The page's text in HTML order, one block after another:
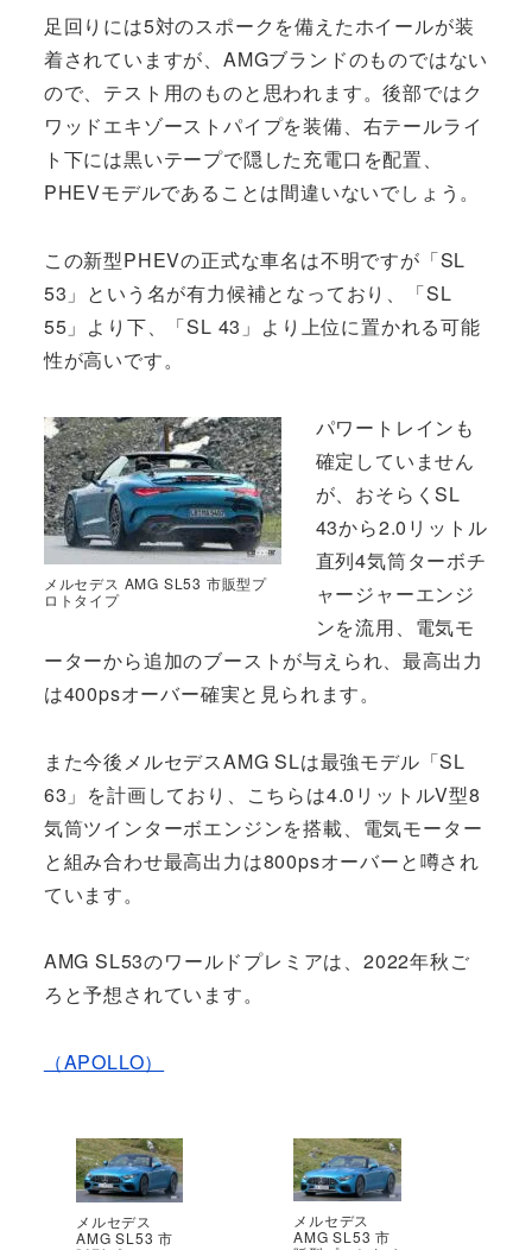
足回りには5対のスポークを備えたホイールが装
着されていますが、AMGブランドのものではない
ので、テスト用のものと思われます。後部ではク
ワッドエキゾーストパイプを装備、右テールライ
ト下には黒いテープで隠した充電口を配置、
PHEVモデルであることは間違いないでしょう。
この新型PHEVの正式な車名は不明ですが「SL
53」という名が有力候補となっており、「SL
55」より下、「SL 43」より上位に置かれる可能
性が高いです。
メルセデス AMG SL53 市販型プ
ロトタイプ
パワートレインも
確定していません
が、おそらくSL
43から2.0リットル
直列4気筒ターボチ
ャージャーエンジ
ンを流用、電気モ
ーターから追加のブーストが与えられ、最高出力
は400psオーバー確実と見られます。
また今後メルセデスAMG SLは最強モデル「SL
63」を計画しており、こちらは4.0リットルV型8
気筒ツインターボエンジンを搭載、電気モーター
と組み合わせ最高出力は800psオーバーと噂され
ています。
AMG SL53のワールドプレミアは、2022年秋ご
ろと予想されています。
（APOLLO）
メルセデス
AMG SL53 市
メルセデス
AMG SL53 市